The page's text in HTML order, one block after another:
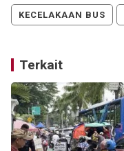
KECELAKAAN BUS
Terkait